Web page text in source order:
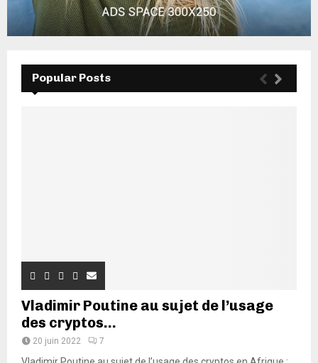
Popular Posts
Vladimir Poutine au sujet de l’usage
des cryptos...
20 juin 2022 7